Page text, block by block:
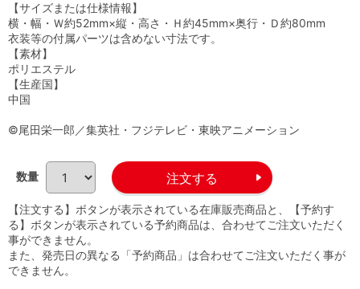
【サイズまたは仕様情報】
横・幅・Ｗ約52mm×縦・高さ・Ｈ約45mm×奥行・Ｄ約80mm
衣装等の付属パーツは含めない寸法です。
【素材】
ポリエステル
【生産国】
中国
©尾田栄一郎／集英社・フジテレビ・東映アニメーション
数量
【注文する】ボタンが表示されている在庫販売商品と、【予約す
る】ボタンが表示されている予約商品は、合わせてご注文いただく
事ができません。
また、発売日の異なる「予約商品」は合わせてご注文いただく事が
できません。